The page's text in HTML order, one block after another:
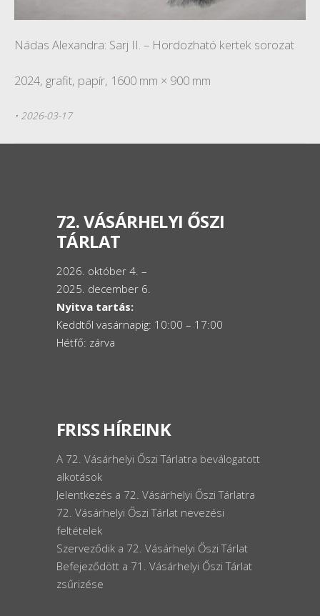
Nádas Alexandra: Sarj II. – Hordozható kertek sorozat
2024, grafit, papír, 1600 mm × 900 mm
• 2026-03-17
72. VÁSÁRHELYI ŐSZI
TÁRLAT
2026. október 4. –
2025. december 6.
Nyitva tartás:
Keddtől vasárnapig: 10:00 – 17:00
Hétfő: zárva
FRISS HÍREINK
A 72. Vásárhelyi Őszi Tárlatra beválogatott
alkotások
Jelentkezés a 72. Vásárhelyi Őszi Tárlatra
72. Vásárhelyi Őszi Tárlat nevezési
feltételek
Szerveződik a 72. Vásárhelyi Őszi Tárlat
Befejeződött a 71. Vásárhelyi Őszi Tárlat
zsűrizése